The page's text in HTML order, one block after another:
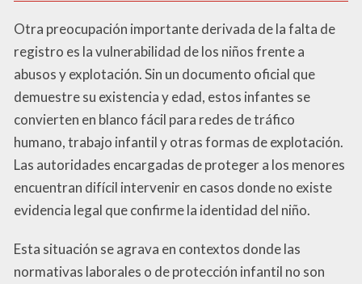
Otra preocupación importante derivada de la falta de
registro es la vulnerabilidad de los niños frente a
abusos y explotación. Sin un documento oficial que
demuestre su existencia y edad, estos infantes se
convierten en blanco fácil para redes de tráfico
humano, trabajo infantil y otras formas de explotación.
Las autoridades encargadas de proteger a los menores
encuentran difícil intervenir en casos donde no existe
evidencia legal que confirme la identidad del niño.
Esta situación se agrava en contextos donde las
normativas laborales o de protección infantil no son